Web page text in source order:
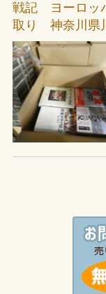
戦記 ヨーロッ
取り 神奈川県